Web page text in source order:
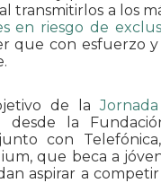
transmitirlos a los
en riesgo de
que con esfuerzo y
de la
desde la
con
que beca a
aspirar a